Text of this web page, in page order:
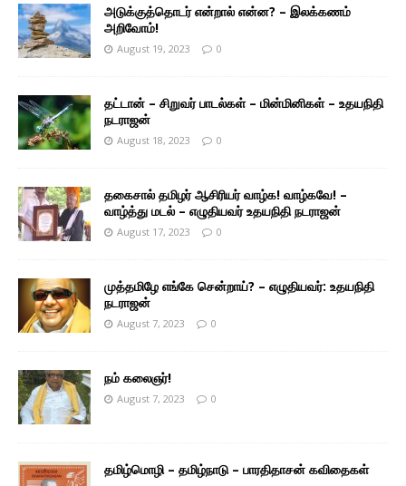
அடுக்குத்தொடர் என்றால் என்ன? – இலக்கணம்
அறிவோம்!
August 19, 2023 0
தட்டான் – சிறுவர் பாடல்கள் – மின்மினிகள் – உதயநிதி
நடராஜன்
August 18, 2023 0
தகைசால் தமிழர் ஆசிரியர் வாழ்க! வாழ்கவே! –
வாழ்த்து மடல் – எழுதியவர் உதயநிதி நடராஜன்
August 17, 2023 0
முத்தமிழே எங்கே சென்றாய்? – எழுதியவர்: உதயநிதி
நடராஜன்
August 7, 2023 0
நம் கலைஞர்!
August 7, 2023 0
தமிழ்மொழி – தமிழ்நாடு – பாரதிதாசன் கவிதைகள்